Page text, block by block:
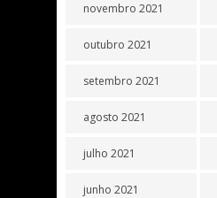
novembro 2021
outubro 2021
setembro 2021
agosto 2021
julho 2021
junho 2021